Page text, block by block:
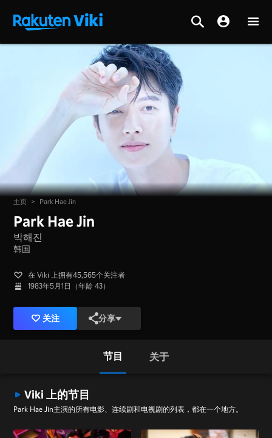
主页 > Park Hae Jin
Park Hae Jin
박해진
韩国
在 Viki 上拥有45,565个关注者
1983年5月1日（年龄 43）
关注 分享
节目 关于
Viki 上的节目
Park Hae Jin主演的所有电影、连续剧和电视剧的列表，都在一个地方。